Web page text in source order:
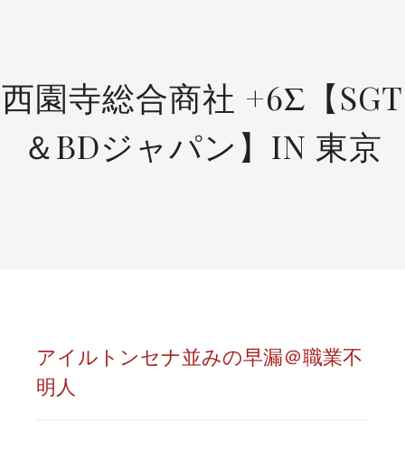
西園寺総合商社 +6Σ【SGT
＆BDジャパン】IN 東京
アイルトンセナ並みの早漏＠職業不
明人